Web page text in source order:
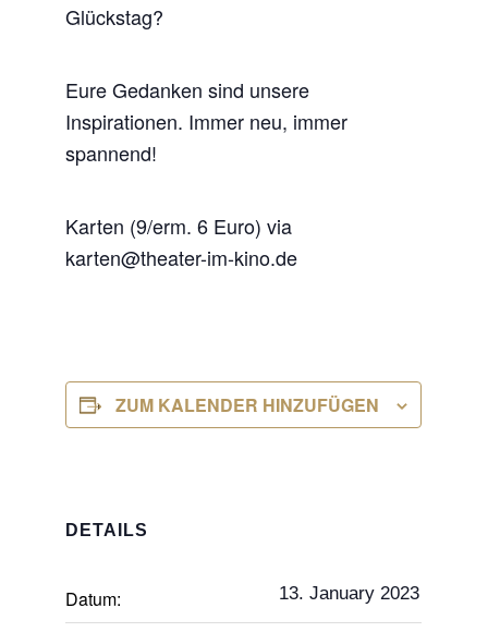
Glückstag?
Eure Gedanken sind unsere
Inspirationen. Immer neu, immer
spannend!
Karten (9/erm. 6 Euro) via
karten@theater-im-kino.de
ZUM KALENDER HINZUFÜGEN
DETAILS
Datum: 13. January 2023